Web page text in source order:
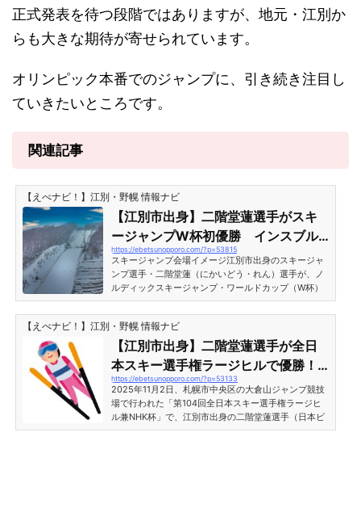
正式発表を待つ段階ではありますが、地元・江別か
らも大きな期待が寄せられています。
オリンピック本番でのジャンプに、引き続き注目し
ていきたいところです。
関連記事
【えべナビ！】江別・野幌 情報ナビ
【江別市出身】二階堂蓮選手がスキ
ージャンプW杯初優勝 インスブル
ックで快挙
https://ebetsunopporo.com/?p=53815
スキージャンプ会場イメージ江別市出身のスキージャ
ンプ選手・二階堂蓮（にかいどう・れん）選手が、ノ
ルディックスキージャンプ・ワールドカップ（W杯）
で初優勝を果たしました。世界のトップ選手が集う伝
統ある大会での勝利となり、地元・江別市にとっても
大きな話題となっています。オーストリア・インスブ
ルックでの歴史的勝利※Instagramの投稿が表示されな
い場合はページの再読み込みをしてください。 この投
稿をInstagramで見る Viessmann FIS Ski Jumping W
orld Cup(@fisskijumping)がシェアした投稿2026年1
月4日（...
【えべナビ！】江別・野幌 情報ナビ
【江別市出身】二階堂蓮選手が全日
本スキー選手権ラージヒルで優勝！
地元出身ジャンパーがミラノ五輪へ
弾み
https://ebetsunopporo.com/?p=53133
2025年11月2日、札幌市中央区の大倉山ジャンプ競技
場で行われた「第104回全日本スキー選手権ラージヒ
ル兼NHK杯」で、江別市出身の二階堂蓮選手（日本ビ
ールスキー部）が逆転優勝を果たしました。二階堂蓮